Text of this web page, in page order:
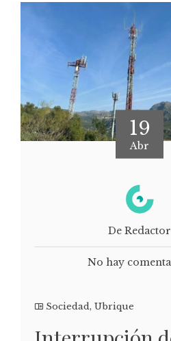
19
Abr
De Redactor
No hay
Sociedad, Ubrique